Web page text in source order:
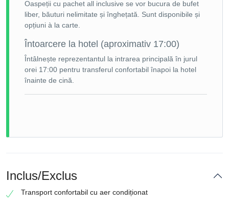
Oaspeții cu pachet all inclusive se vor bucura de bufet
liber, băuturi nelimitate și înghețată. Sunt disponibile și
opțiuni à la carte.
Întoarcere la hotel (aproximativ 17:00)
Întâlnește reprezentantul la intrarea principală în jurul
orei 17:00 pentru transferul confortabil înapoi la hotel
înainte de cină.
Inclus/Exclus
Transport confortabil cu aer condiționat